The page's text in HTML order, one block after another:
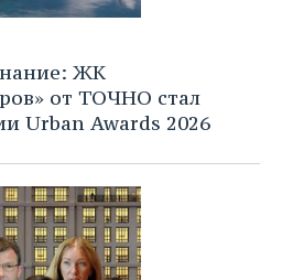
ЖК
от ТОЧНО стал
Urban Awards 2026